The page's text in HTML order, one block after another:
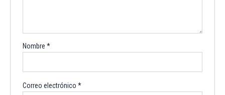
Nombre*
Correo electrónico*